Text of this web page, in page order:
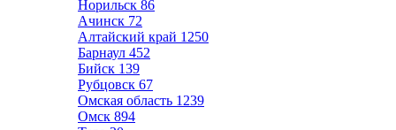
Норильск 86
Ачинск 72
Алтайский край 1250
Барнаул 452
Бийск 139
Рубцовск 67
Омская область 1239
Омск 894